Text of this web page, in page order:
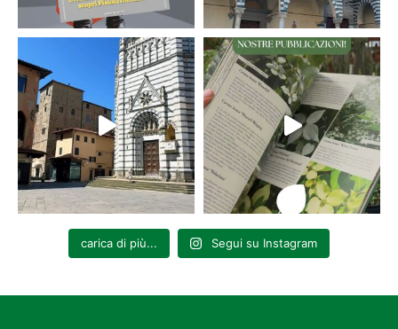
carica di più... Segui su Instagram